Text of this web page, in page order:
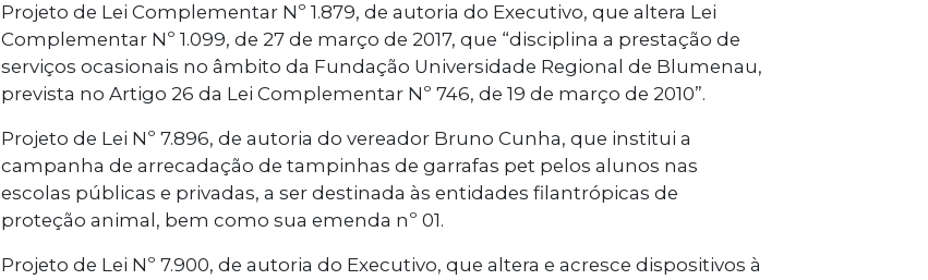
Projeto de Lei Complementar Nº 1.879, de autoria do Executivo, que altera Lei
Complementar Nº 1.099, de 27 de março de 2017, que “disciplina a prestação de
serviços ocasionais no âmbito da Fundação Universidade Regional de Blumenau,
prevista no Artigo 26 da Lei Complementar Nº 746, de 19 de março de 2010”.
Projeto de Lei Nº 7.896, de autoria do vereador Bruno Cunha, que institui a
campanha de arrecadação de tampinhas de garrafas pet pelos alunos nas
escolas públicas e privadas, a ser destinada às entidades filantrópicas de
proteção animal, bem como sua emenda nº 01.
Projeto de Lei Nº 7.900, de autoria do Executivo, que altera e acresce dispositivos à